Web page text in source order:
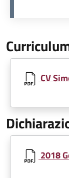
Document
CV
Document
2018